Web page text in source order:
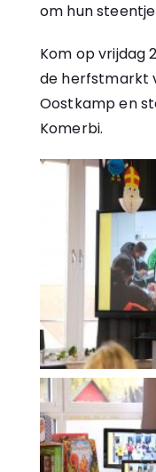
om hun
Kom op vrijdag
de herfstmarkt
Oostkamp en
Komerbi.